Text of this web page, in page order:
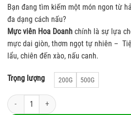
Bạn đang tìm kiếm một món ngon từ
đa dạng cách nấu?
Mực viên Hoa Doanh chính là sự lựa
mực dai giòn, thơm ngọt tự nhiên –
lẩu, chiên đến xào, nấu canh.
Trọng lượng 200G 500G
Mực viên Kcook Hoa Doanh số lượng